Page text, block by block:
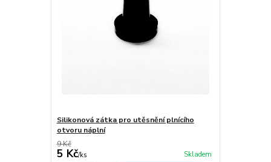
Silikonová zátka pro utěsnění plnícího
otvoru náplní
9 Kč
5 Kč/ks Skladem